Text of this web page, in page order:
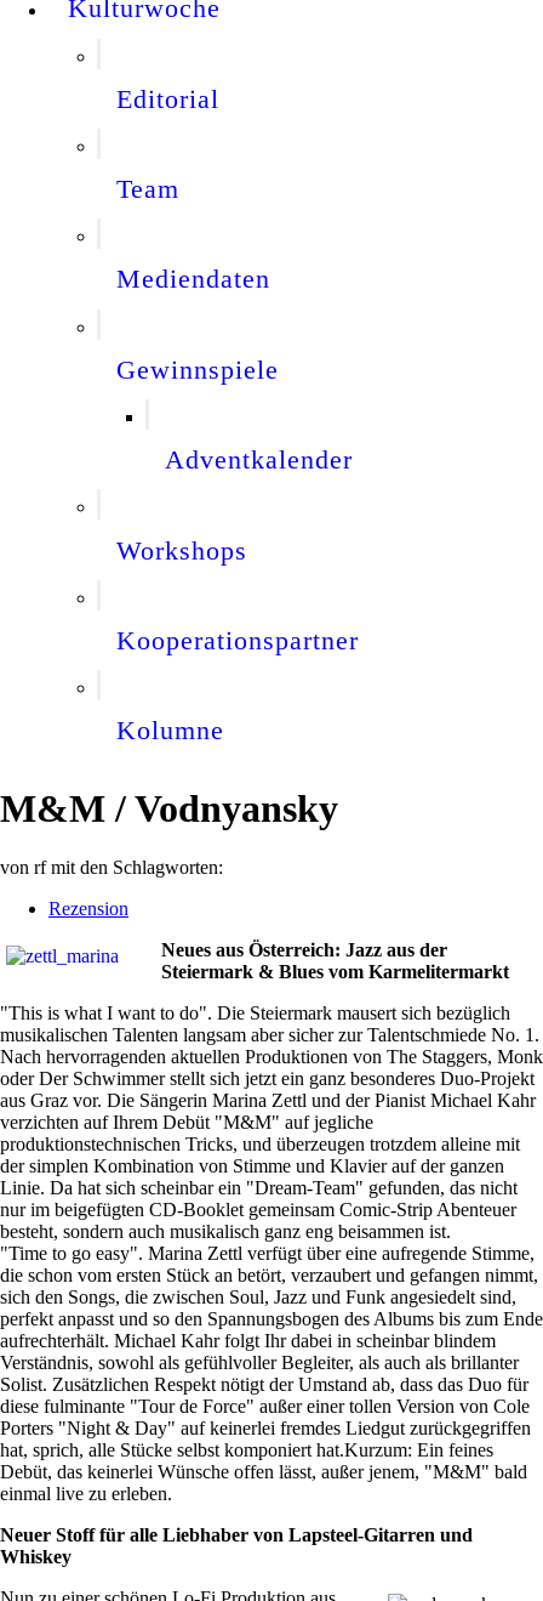
Kulturwoche
Editorial
Team
Mediendaten
Gewinnspiele
Adventkalender
Workshops
Kooperationspartner
Kolumne
M&M / Vodnyansky
von rf mit den Schlagworten:
Rezension
Neues aus Österreich: Jazz aus der
Steiermark & Blues vom Karmelitermarkt
"This is what I want to do". Die Steiermark mausert sich bezüglich
musikalischen Talenten langsam aber sicher zur Talentschmiede No. 1.
Nach hervorragenden aktuellen Produktionen von The Staggers, Monk
oder Der Schwimmer stellt sich jetzt ein ganz besonderes Duo-Projekt
aus Graz vor. Die Sängerin Marina Zettl und der Pianist Michael Kahr
verzichten auf Ihrem Debüt "M&M" auf jegliche
produktionstechnischen Tricks, und überzeugen trotzdem alleine mit
der simplen Kombination von Stimme und Klavier auf der ganzen
Linie. Da hat sich scheinbar ein "Dream-Team" gefunden, das nicht
nur im beigefügten CD-Booklet gemeinsam Comic-Strip Abenteuer
besteht, sondern auch musikalisch ganz eng beisammen ist.
"Time to go easy". Marina Zettl verfügt über eine aufregende Stimme,
die schon vom ersten Stück an betört, verzaubert und gefangen nimmt,
sich den Songs, die zwischen Soul, Jazz und Funk angesiedelt sind,
perfekt anpasst und so den Spannungsbogen des Albums bis zum Ende
aufrechterhält. Michael Kahr folgt Ihr dabei in scheinbar blindem
Verständnis, sowohl als gefühlvoller Begleiter, als auch als brillanter
Solist. Zusätzlichen Respekt nötigt der Umstand ab, dass das Duo für
diese fulminante "Tour de Force" außer einer tollen Version von Cole
Porters "Night & Day" auf keinerlei fremdes Liedgut zurückgegriffen
hat, sprich, alle Stücke selbst komponiert hat.Kurzum: Ein feines
Debüt, das keinerlei Wünsche offen lässt, außer jenem, "M&M" bald
einmal live zu erleben.
Neuer Stoff für alle Liebhaber von Lapsteel-Gitarren und
Whiskey